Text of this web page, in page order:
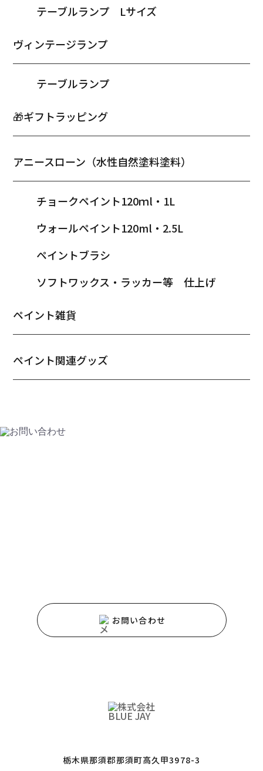
テーブルランプ Lサイズ
ヴィンテージランプ
テーブルランプ
🎁ギフトラッピング
アニースローン（水性自然塗料塗料）
チョークペイント120ｍl・1L
ウォールペイント120ml・2.5L
ペイントブラシ
ソフトワックス・ラッカー等 仕上げ
ペイント雑貨
ペイント関連グッズ
お問い合わせ
栃木県那須郡那須町高久甲3978-3